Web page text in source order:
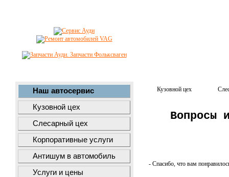
Наш автосервис
Кузовной цех
Слесарный цех
Корпоративные услуги
Антишум в автомобиль
Услуги и цены
Кузовной цех
Вопросы
- Спасибо, что вам